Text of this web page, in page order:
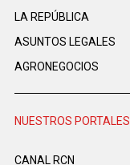
LA REPÚBLICA
ASUNTOS LEGALES
AGRONEGOCIOS
NUESTROS PORTALES
CANAL RCN